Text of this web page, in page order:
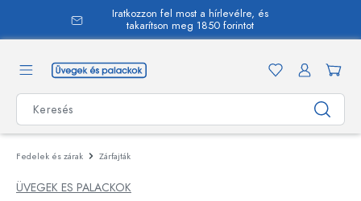
Iratkozzon fel most a hírlevélre, és
takarítson meg 1850 forintot
Fedelek és zárak Zárfajták
ÜVEGEK ES PALACKOK